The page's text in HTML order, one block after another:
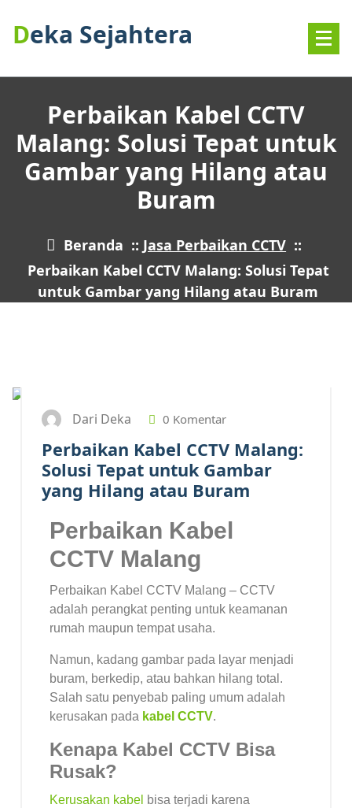
Deka Sejahtera
Perbaikan Kabel CCTV
Malang: Solusi Tepat untuk
Gambar yang Hilang atau
Buram
Beranda :: Jasa Perbaikan CCTV ::
Perbaikan Kabel CCTV Malang: Solusi Tepat
untuk Gambar yang Hilang atau Buram
Dari Deka 0 Komentar
Perbaikan Kabel CCTV Malang:
Solusi Tepat untuk Gambar
yang Hilang atau Buram
Perbaikan Kabel
CCTV Malang
Perbaikan Kabel CCTV Malang – CCTV
adalah perangkat penting untuk keamanan
rumah maupun tempat usaha.
Namun, kadang gambar pada layar menjadi
buram, berkedip, atau bahkan hilang total.
Salah satu penyebab paling umum adalah
kerusakan pada kabel CCTV.
Kenapa Kabel CCTV Bisa
Rusak?
Kerusakan kabel bisa terjadi karena